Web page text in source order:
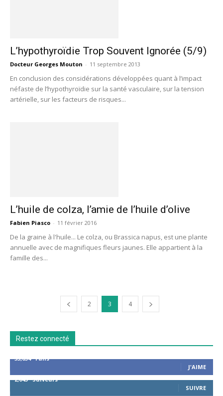
L’hypothyroïdie Trop Souvent Ignorée (5/9)
Docteur Georges Mouton - 11 septembre 2013
En conclusion des considérations développées quant à l’impact
néfaste de l’hypothyroïdie sur la santé vasculaire, sur la tension
artérielle, sur les facteurs de risques...
L’huile de colza, l’amie de l’huile d’olive
Fabien Piasco - 11 février 2016
De la graine à l'huile... Le colza, ou Brassica napus, est une plante
annuelle avec de magnifiques fleurs jaunes. Elle appartient à la
famille des...
2 3 4
Restez connecté
53,654
Fans
J'AIME
2,043 Suiveurs
SUIVRE